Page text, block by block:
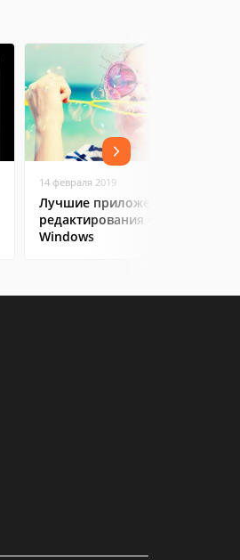
14 февраля 2019
Лучшие приложения для
редактирования фото на
Windows